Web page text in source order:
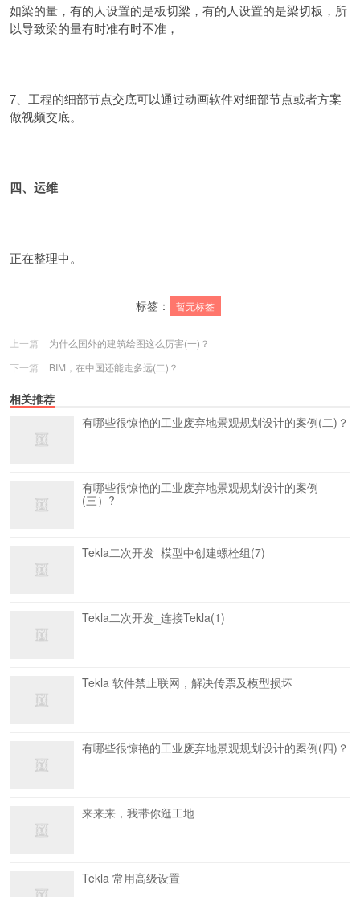
如梁的量，有的人设置的是板切梁，有的人设置的是梁切板，所
以导致梁的量有时准有时不准，
7、工程的细部节点交底可以通过动画软件对细部节点或者方案
做视频交底。
四、运维
正在整理中。
标签： 暂无标签
上一篇
为什么国外的建筑绘图这么厉害(一)？
下一篇
BIM，在中国还能走多远(二)？
相关推荐
有哪些很惊艳的工业废弃地景观规划设计的案例(二)？
有哪些很惊艳的工业废弃地景观规划设计的案例
(三）?
Tekla二次开发_模型中创建螺栓组(7)
Tekla二次开发_连接Tekla(1)
Tekla 软件禁止联网，解决传票及模型损坏
有哪些很惊艳的工业废弃地景观规划设计的案例(四)？
来来来，我带你逛工地
Tekla 常用高级设置